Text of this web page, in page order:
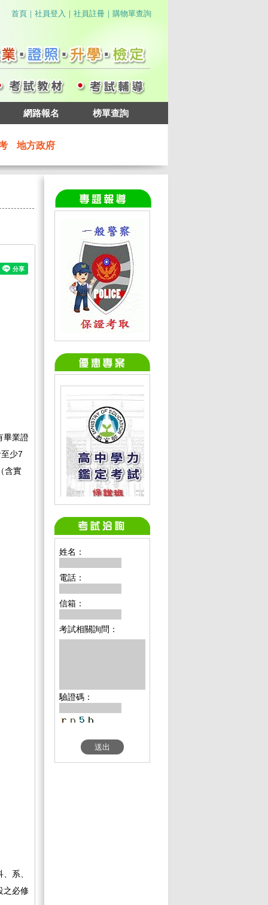
首頁 ｜ 社員登入 ｜ 社員註冊 ｜ 購物單查詢
網路報名 榜單查詢
地方政府
畢業證
少7
含實
系、
之必修
姓名：
電話：
信箱：
考試相關詢問：
驗證碼：